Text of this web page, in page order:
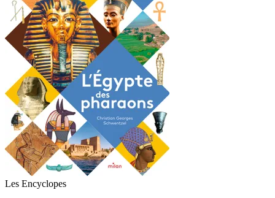
Les Encyclopes